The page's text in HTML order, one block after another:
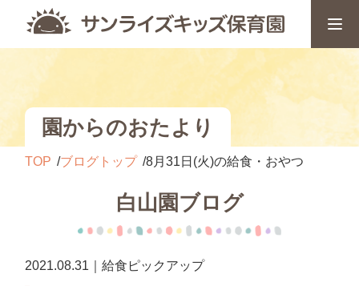
園からのおたより
TOP ブログトップ 8月31日(火)の給食・おやつ
白山園ブログ
2021.08.31｜給食ピックアップ